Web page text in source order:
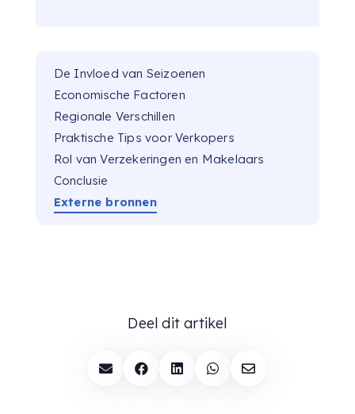
De Invloed van Seizoenen
Economische Factoren
Regionale Verschillen
Praktische Tips voor Verkopers
Rol van Verzekeringen en Makelaars
Conclusie
Externe bronnen
Deel dit artikel
    